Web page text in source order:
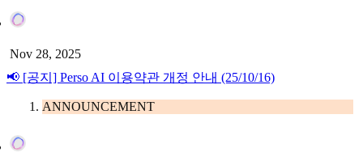
Nov 28, 2025
📢 [공지] Perso AI 이용약관 개정 안내 (25/10/16)
ANNOUNCEMENT